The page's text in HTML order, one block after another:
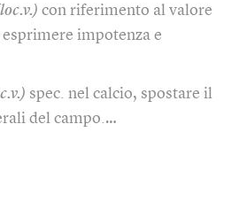
con riferimento al valore
impotenza e
spec. nel calcio, spostare il
del campo.…